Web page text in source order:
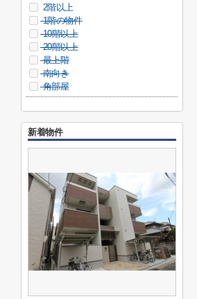
2階以上
1階の物件
10階以上
20階以上
最上階
南向き
角部屋
新着物件